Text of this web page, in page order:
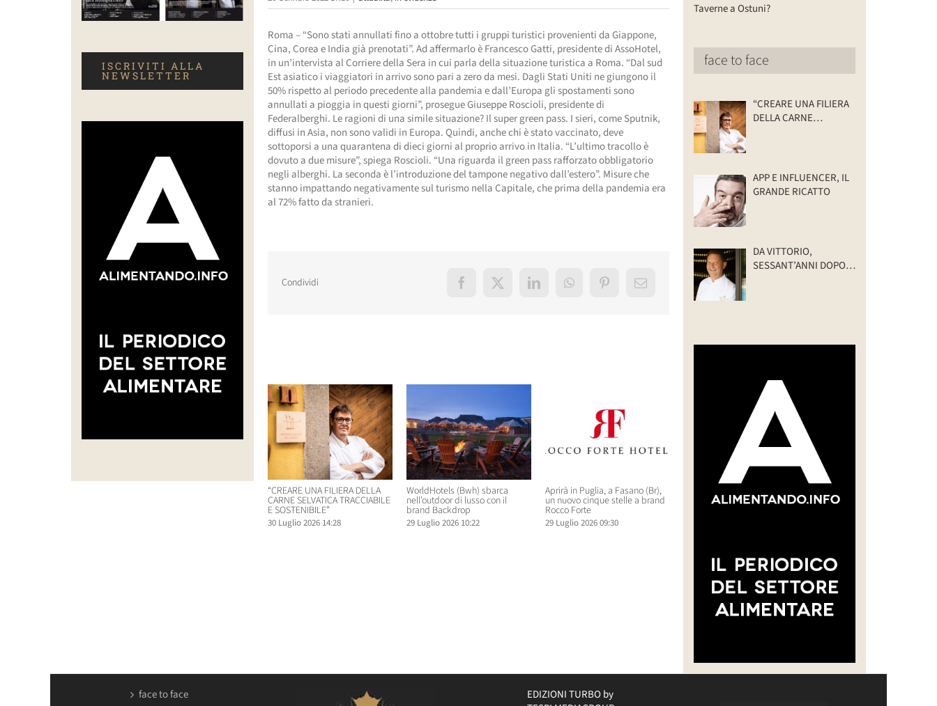
Roma – “Sono stati annullati fino a ottobre tutti i gruppi turistici provenienti da Giappone,
Cina, Corea e India già prenotati”. Ad affermarlo è Francesco Gatti, presidente di AssoHotel,
in un’intervista al Corriere della Sera in cui parla della situazione turistica a Roma. “Dal sud
Est asiatico i viaggiatori in arrivo sono pari a zero da mesi. Dagli Stati Uniti ne giungono il
50% rispetto al periodo precedente alla pandemia e dall’Europa gli spostamenti sono
annullati a pioggia in questi giorni”, prosegue Giuseppe Roscioli, presidente di
Federalberghi. Le ragioni di una simile situazione? Il super green pass. I sieri, come Sputnik,
diffusi in Asia, non sono validi in Europa. Quindi, anche chi è stato vaccinato, deve
sottoporsi a una quarantena di dieci giorni al proprio arrivo in Italia. “L’ultimo tracollo è
dovuto a due misure”, spiega Roscioli. “Una riguarda il green pass rafforzato obbligatorio
negli alberghi. La seconda è l’introduzione del tampone negativo dall’estero”. Misure che
stanno impattando negativamente sul turismo nella Capitale, che prima della pandemia era
al 72% fatto da stranieri.
Condividi Facebook
X LinkedInWhatsAppPinterestEmail
“CREARE UNA FILIERA DELLA
CARNE SELVATICA TRACCIABILE
E SOSTENIBILE”
30 Luglio 2026 14:28
WorldHotels (Bwh) sbarca
nell’outdoor di lusso con il
brand Backdrop
29 Luglio 2026 10:22
Aprirà in Puglia, a Fasano (Br),
un nuovo cinque stelle a brand
Rocco Forte
29 Luglio 2026 09:30
“CREARE UNA FILIERA DELLA
CARNE SELVATICA TRACCIABILE
WorldHotels (Bwh) sbarca
nell’outdoor di lusso con il
ISCRIVITI ALLA
NEWSLETTER
Taverne a Ostuni?
face to face
“CREARE UNA FILIERA
DELLA CARNE
APP E INFLUENCER, IL
GRANDE RICATTO
DA VITTORIO,
SESSANT’ANNI DOPO:
face to face
EDIZIONI TURBO by